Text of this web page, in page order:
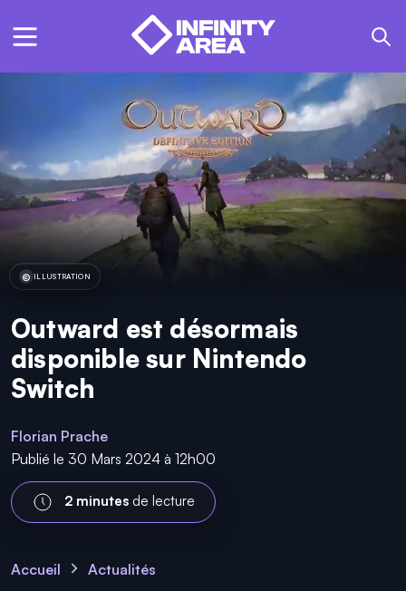
ILLUSTRATION
Outward est désormais
disponible sur Nintendo
Switch
Florian Prache
Publié le 30 Mars 2024 à 12h00
2 minutes de lecture
Accueil Actualités